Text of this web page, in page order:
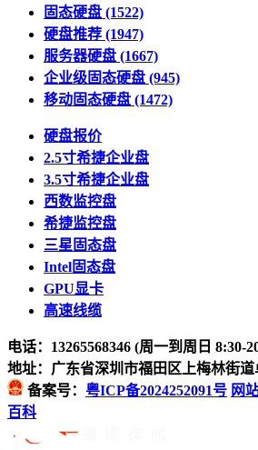
固态硬盘 (1522)
硬盘推荐 (1947)
服务器硬盘 (1667)
企业级固态硬盘 (945)
移动固态硬盘 (1472)
硬盘报价
2.5寸希捷企业盘
3.5寸希捷企业盘
西数监控盘
希捷监控盘
三星固态盘
Intel固态盘
GPU显卡
高速线缆
电话：13265568346 (周一到周日 8:30-
地址：广东省深圳市福田区上梅林街道
备案号： 粤ICP备2024252091号 网
百科